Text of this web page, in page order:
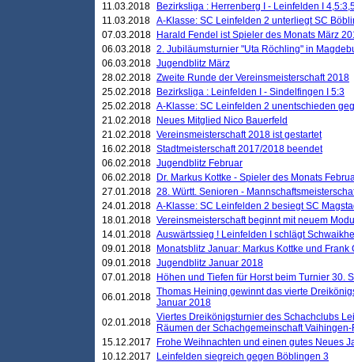
11.03.2018
Bezirksliga : Herrenberg I - Leinfelden I
11.03.2018 A-Klasse: SC Leinfelden 2 unterliegt SC
07.03.2018
Harald Fendel ist Spieler des Monats März
06.03.2018 2. Jubiläumsturnier "Uta Röchling" in
06.03.2018 Jugendblitz März
28.02.2018 Zweite Runde der Vereinsmeisterschaft 2018
25.02.2018
Bezirksliga : Leinfelden I - Sindelfingen I 5:3
25.02.2018 A-Klasse: SC Leinfelden 2 unentschieden
21.02.2018
Neues Mitglied Nico Bauerfeld
21.02.2018 Vereinsmeisterschaft 2018 ist gestartet
16.02.2018 Stadtmeisterschaft 2017/2018 beendet
06.02.2018 Jugendblitz Februar
06.02.2018
Dr. Markus Kottke - Spieler des Monats
27.01.2018 28. Württ. Senioren -
24.01.2018 A-Klasse: SC Leinfelden 2 besiegt SC
18.01.2018 Vereinsmeisterschaft beginnt mit neuem
14.01.2018 Auswärtssieg ! Leinfelden I schlägt
09.01.2018
Monatsblitz Januar: Markus Kottke und
09.01.2018 Jugendblitz Januar 2018
07.01.2018
Höhen und Tiefen für Horst beim Turnier 30.
06.01.2018 Thomas Heining gewinnt das vierte
Januar 2018
02.01.2018 Viertes Dreikönigsturnier des Schachclubs
Räumen der Schachgemeinschaft
15.12.2017
Frohe Weihnachten und einen gutes Neues
10.12.2017
Leinfelden siegreich gegen Böblingen 3